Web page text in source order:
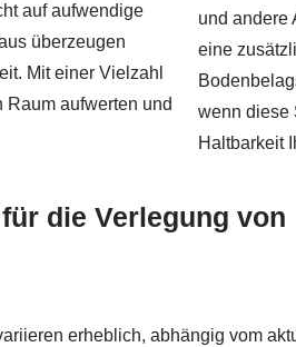
auf aufwendige
überzeugen
Mit einer Vielzahl
aufwerten und
und andere
eine
wenn diese
Haltbarkeit
die Verlegung von
erheblich, abhängig vom